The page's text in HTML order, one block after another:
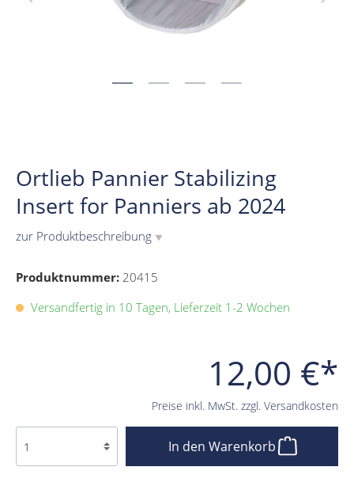
Ortlieb Pannier Stabilizing
Insert for Panniers ab 2024
zur Produktbeschreibung ▼
Produktnummer: 20415
12,00 €*
Preise inkl. MwSt. zzgl. Versandkosten
Versandfertig in 10 Tagen, Lieferzeit 1-2 Wochen
In den Warenkorb